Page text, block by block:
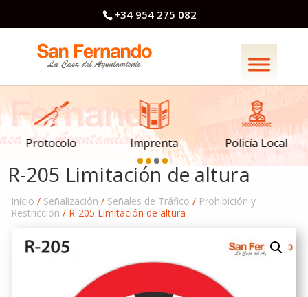
+34 954 275 082
Protocolo Imprenta Policía Local
R-205 Limitación de altura
Inicio / Señalización / Señales de Tráfico / Prohibición y
Restricción / R-205 Limitación de altura